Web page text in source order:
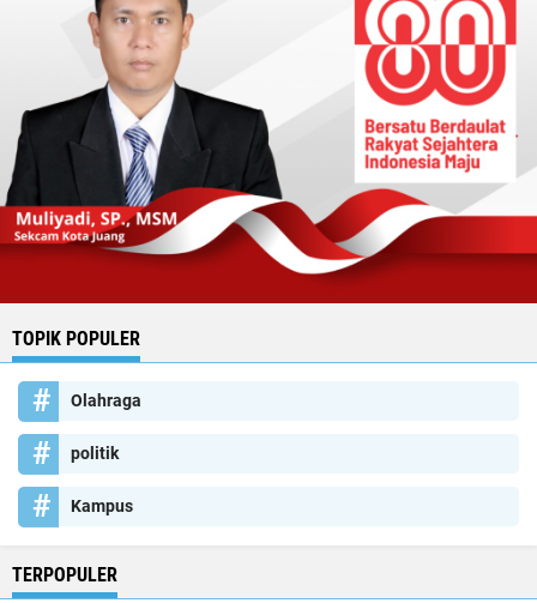
TOPIK POPULER
Olahraga
politik
Kampus
TERPOPULER